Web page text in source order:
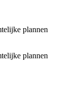
plannen
plannen